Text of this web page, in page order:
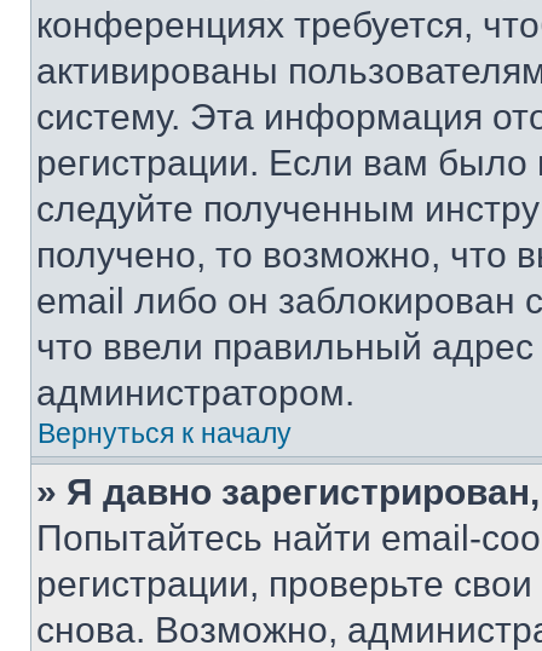
конференциях требуется,
активированы
систему. Эта информация
регистрации. Если вам
следуйте полученным
получено, то возможно, что
email либо он
что ввели правильный адрес
администратором.
Вернуться к началу
» Я давно
Попытайтесь найти email-
регистрации, проверьте
снова. Возможно,